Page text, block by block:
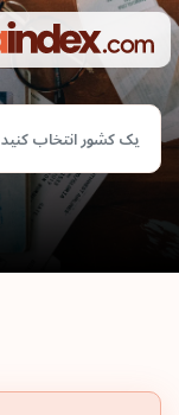
یک کشور انتخاب کنید